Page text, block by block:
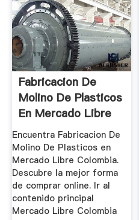
Fabricacion De
Molino De Plasticos
En Mercado Libre
Colombia
Encuentra Fabricacion De
Molino De Plasticos en
Mercado Libre Colombia.
Descubre la mejor forma
de comprar online. Ir al
contenido principal
Mercado Libre Colombia